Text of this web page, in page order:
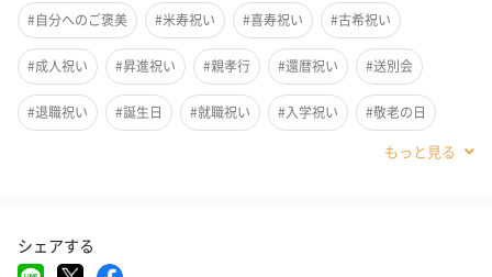
た、ひと際個性的な存在です。
ファッションと現代社会からインスピレーションを得た新しい細
身のフォルムがよりスタイリッシュな印象を与え、独特の曲線美
とフィニッシュが持つ人のスタイルにアクセントを加え個性を際
ムーズなインクフローで理想の書き心地を実現しました。
#自分へのご褒美 #米寿祝い #喜寿祝い #古希祝い
#成人祝い #昇進祝い #親孝行 #還暦祝い #送別会
#退職祝い #誕生日 #就職祝い #入学祝い #敬老の日
#母の日
#取引先女性
シェアする